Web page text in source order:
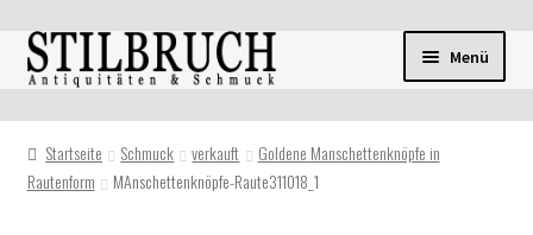
Zur
Navigation
Zum
Inhalt
Menü
Startseite Schmuck verkauft
Goldene Manschettenknöpfe in
Rautenform
MAnschettenknöpfe-Raute311018_1